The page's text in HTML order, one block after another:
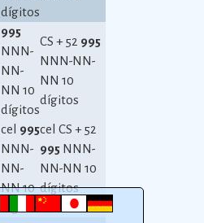
dígitos
995
NNN-
NN-
NN 10
dígitos
CS + 52 995
NNN-NN-
NN 10
dígitos
cel 995
NNN-
NN-
NN 10
cel CS + 52
995 NNN-
NN-NN 10
dígitos